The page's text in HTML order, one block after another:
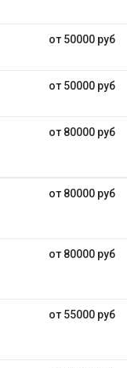
от 50000 руб
от 50000 руб
от 80000 руб
от 80000 руб
от 80000 руб
от 55000 руб